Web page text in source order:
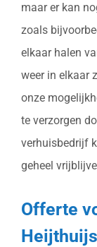
maar er kan
zoals
elkaar halen
weer in elkaar
onze
te verzorgen
verhuisbedrijf
geheel
Offerte